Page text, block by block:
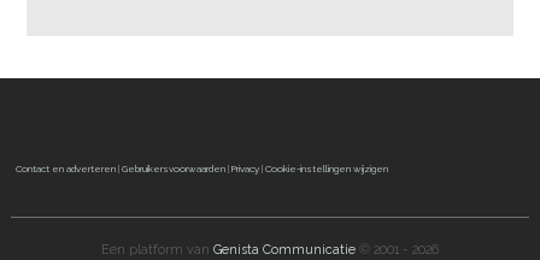
Contact en adverteren |Gebruikersvoorwaarden |Privacy |Cookie-instellingen wijzigen
Een platform van Genista Communicatie© 2001 - 2026